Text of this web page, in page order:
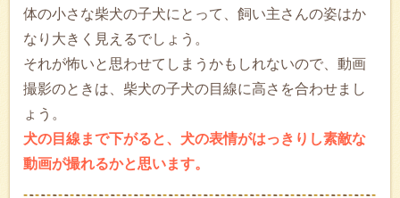
体の小さな柴犬の子犬にとって、飼い主さんの姿はか
なり大きく見えるでしょう。
それが怖いと思わせてしまうかもしれないので、動画
撮影のときは、柴犬の子犬の目線に高さを合わせまし
ょう。
犬の目線まで下がると、犬の表情がはっきりし素敵な
動画が撮れるかと思います。